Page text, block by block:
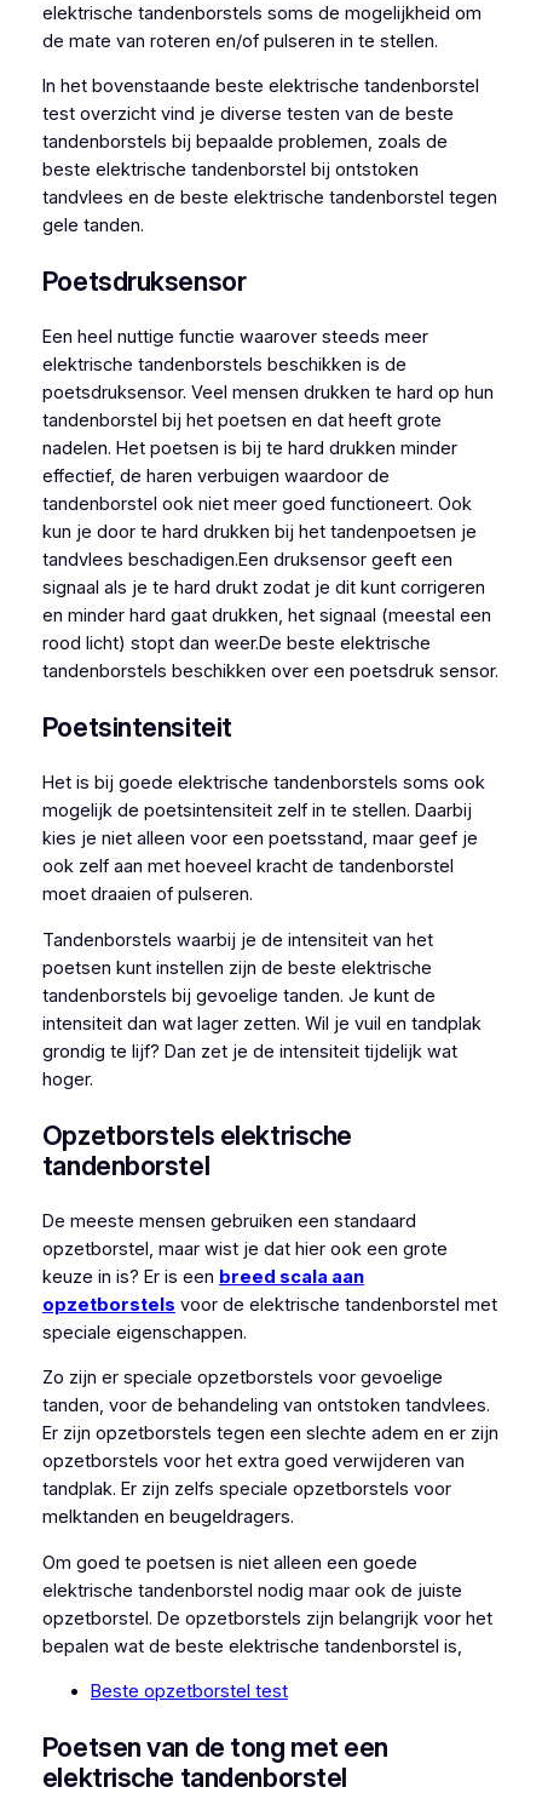
elektrische tandenborstels soms de mogelijkheid om
de mate van roteren en/of pulseren in te stellen.
In het bovenstaande beste elektrische tandenborstel
test overzicht vind je diverse testen van de beste
tandenborstels bij bepaalde problemen, zoals de
beste elektrische tandenborstel bij ontstoken
tandvlees en de beste elektrische tandenborstel tegen
gele tanden.
Poetsdruksensor
Een heel nuttige functie waarover steeds meer
elektrische tandenborstels beschikken is de
poetsdruksensor. Veel mensen drukken te hard op hun
tandenborstel bij het poetsen en dat heeft grote
nadelen. Het poetsen is bij te hard drukken minder
effectief, de haren verbuigen waardoor de
tandenborstel ook niet meer goed functioneert. Ook
kun je door te hard drukken bij het tandenpoetsen je
tandvlees beschadigen.Een druksensor geeft een
signaal als je te hard drukt zodat je dit kunt corrigeren
en minder hard gaat drukken, het signaal (meestal een
rood licht) stopt dan weer.De beste elektrische
tandenborstels beschikken over een poetsdruk sensor.
Poetsintensiteit
Het is bij goede elektrische tandenborstels soms ook
mogelijk de poetsintensiteit zelf in te stellen. Daarbij
kies je niet alleen voor een poetsstand, maar geef je
ook zelf aan met hoeveel kracht de tandenborstel
moet draaien of pulseren.
Tandenborstels waarbij je de intensiteit van het
poetsen kunt instellen zijn de beste elektrische
tandenborstels bij gevoelige tanden. Je kunt de
intensiteit dan wat lager zetten. Wil je vuil en tandplak
grondig te lijf? Dan zet je de intensiteit tijdelijk wat
hoger.
Opzetborstels elektrische
tandenborstel
De meeste mensen gebruiken een standaard
opzetborstel, maar wist je dat hier ook een grote
keuze in is? Er is een breed scala aan
opzetborstels voor de elektrische tandenborstel met
speciale eigenschappen.
Zo zijn er speciale opzetborstels voor gevoelige
tanden, voor de behandeling van ontstoken tandvlees.
Er zijn opzetborstels tegen een slechte adem en er zijn
opzetborstels voor het extra goed verwijderen van
tandplak. Er zijn zelfs speciale opzetborstels voor
melktanden en beugeldragers.
Om goed te poetsen is niet alleen een goede
elektrische tandenborstel nodig maar ook de juiste
opzetborstel. De opzetborstels zijn belangrijk voor het
bepalen wat de beste elektrische tandenborstel is,
Beste opzetborstel test
Poetsen van de tong met een
elektrische tandenborstel